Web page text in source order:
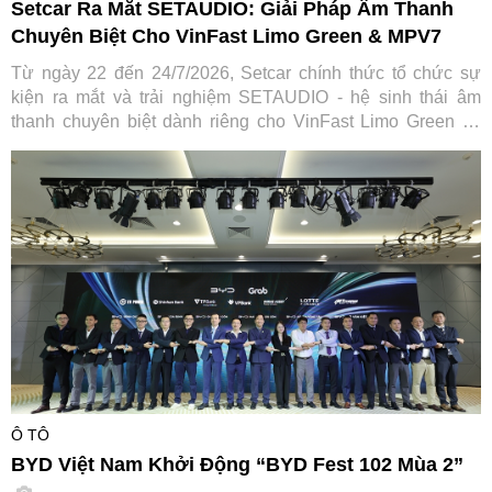
Setcar Ra Mắt SETAUDIO: Giải Pháp Âm Thanh
Chuyên Biệt Cho VinFast Limo Green & MPV7
Từ ngày 22 đến 24/7/2026, Setcar chính thức tổ chức sự
kiện ra mắt và trải nghiệm SETAUDIO - hệ sinh thái âm
thanh chuyên biệt dành riêng cho VinFast Limo Green và
cũ đổi mới" tiết kiệm tới 7,2 triệu đồng.
Ô TÔ
BYD Việt Nam Khởi Động “BYD Fest 102 Mùa 2”